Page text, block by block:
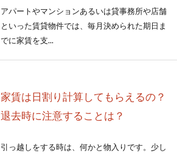
アパートやマンションあるいは貸事務所や店舗
といった賃貸物件では、毎月決められた期日ま
でに家賃を支...
家賃は日割り計算してもらえるの？
退去時に注意することは？
引っ越しをする時は、何かと物入りです。少し